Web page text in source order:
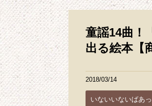
童謡14曲！
出る絵本【
2018/03/14
いないいないばあっ